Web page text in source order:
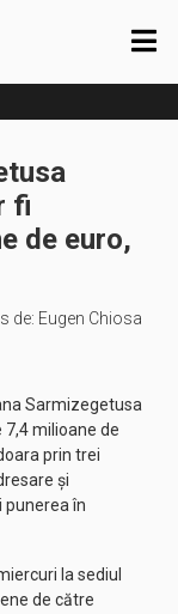
fi
de euro,
de: Eugen Chiosa
Sarmizegetusa
milioane de
prin trei
şi
punerea în
la sediul
de către